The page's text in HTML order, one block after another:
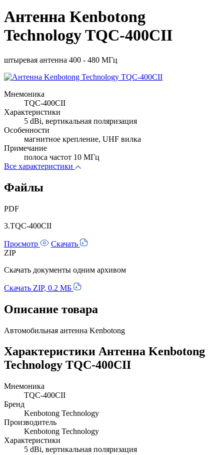
Антенна Kenbotong
Technology TQC-400CII
штыревая антенна 400 - 480 МГц
Мнемоника
TQC-400CII
Характеристики
5 dBi, вертикальная поляризация
Особенности
магнитное крепление, UHF вилка
Примечание
полоса частот 10 МГц
Все характеристики
Файлы
PDF
3.TQC-400CII
Просмотр
Скачать
ZIP
Скачать документы одним архивом
Скачать ZIP, 0.2 МБ
Описание товара
Автомобильная антенна Kenbotong
Характеристики Антенна Kenbotong
Technology TQC-400CII
Мнемоника
TQC-400CII
Бренд
Kenbotong Technology
Производитель
Kenbotong Technology
Характеристики
5 dBi, вертикальная поляризация